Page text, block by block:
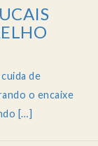
de
o encaixe
[…]